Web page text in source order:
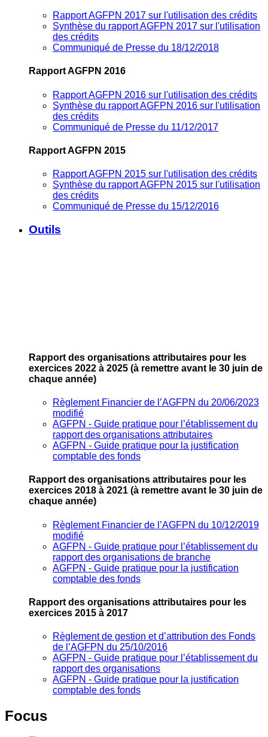
Rapport AGFPN 2017 sur l'utilisation des crédits
Synthèse du rapport AGFPN 2017 sur l'utilisation
des crédits
Communiqué de Presse du 18/12/2018
Rapport AGFPN 2016
Rapport AGFPN 2016 sur l'utilisation des crédits
Synthèse du rapport AGFPN 2016 sur l'utilisation
des crédits
Communiqué de Presse du 11/12/2017
Rapport AGFPN 2015
Rapport AGFPN 2015 sur l'utilisation des crédits
Synthèse du rapport AGFPN 2015 sur l'utilisation
des crédits
Communiqué de Presse du 15/12/2016
Outils
Rapport des organisations attributaires pour les
exercices 2022 à 2025 (à remettre avant le 30 juin de
chaque année)
Règlement Financier de l’AGFPN du 20/06/2023
modifié
AGFPN ‐ Guide pratique pour l’établissement du
rapport des organisations attributaires
AGFPN ‐ Guide pratique pour la justification
comptable des fonds
Rapport des organisations attributaires pour les
exercices 2018 à 2021 (à remettre avant le 30 juin de
chaque année)
Règlement Financier de l’AGFPN du 10/12/2019
modifié
AGFPN ‐ Guide pratique pour l’établissement du
rapport des organisations de branche
AGFPN ‐ Guide pratique pour la justification
comptable des fonds
Rapport des organisations attributaires pour les
exercices 2015 à 2017
Règlement de gestion et d’attribution des Fonds
de l’AGFPN du 25/10/2016
AGFPN ‐ Guide pratique pour l’établissement du
rapport des organisations
AGFPN ‐ Guide pratique pour la justification
comptable des fonds
Focus